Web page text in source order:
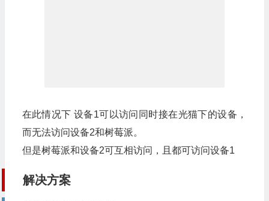
在此情况下 设备1可以访问同时接在光猫下的设备，
而无法访问设备2和树莓派。
但是树莓派和设备2可互相访问，且都可访问设备1
解决方案